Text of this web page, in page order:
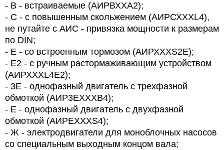
- В - встраиваемые (АИРВХХА2);
- С - с повышенным скольжением (АИРСХХХL4),
не путайте с АИС - привязка мощности к размерам
по DIN;
- Е - со встроенным тормозом (АИРХХХS2Е);
- Е2 - с ручным растормаживающим устройством
(АИРХХХL4Е2);
- 3Е - однофазный двигатель с трехфазной
обмоткой (АИР3ЕХХХВ4);
- Е - однофазный двигатель с двухфазной
обмоткой (АИРЕХХХS4);
- Ж - электродвигатели для моноблочных насосов
со специальным выходным концом вала;